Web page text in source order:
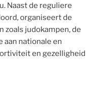
Naast de reguliere
organiseert de
judokampen, de
aan nationale en
en gezelligheid